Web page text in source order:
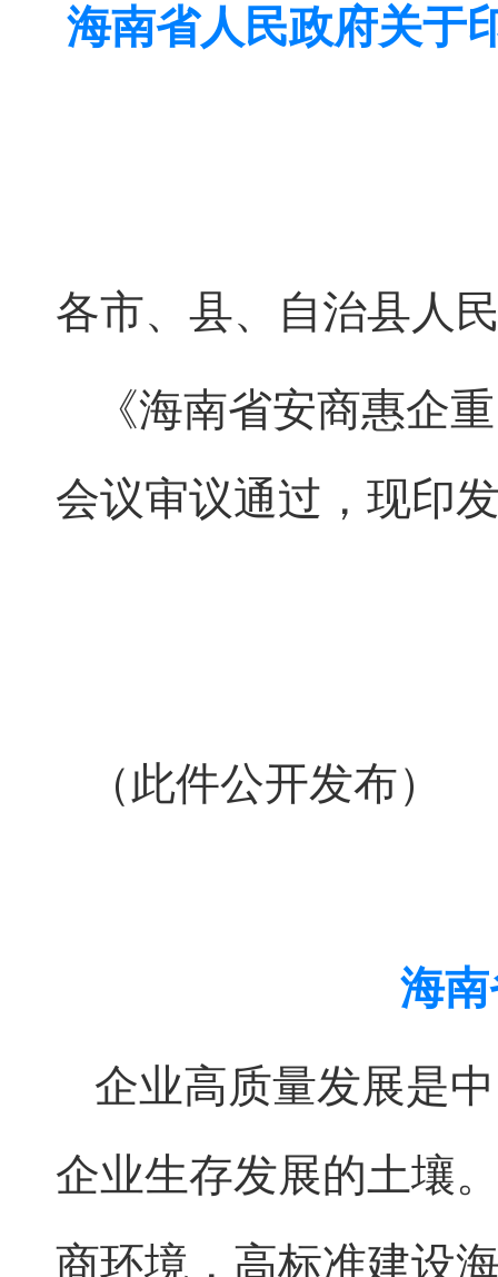
海南省人民政府关于
各市、县、自治县人
《海南省安商惠企
会议审议通过，现印
（此件公开发布）
海
企业高质量发展是
企业生存发展的土壤
商环境，高标准建设